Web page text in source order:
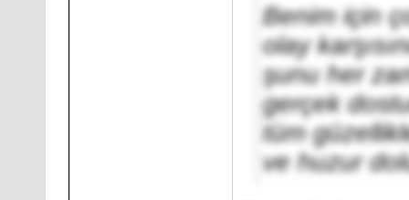
Benim için
olay
şunu her
gerçek
tüm
ve huzur